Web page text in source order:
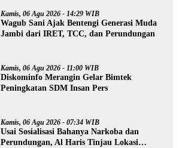
Kamis, 06 Agu 2026 - 14:29 WIB
Wagub Sani Ajak Bentengi Generasi Muda
Jambi dari IRET, TCC, dan Perundungan
Kamis, 06 Agu 2026 - 11:00 WIB
Diskominfo Merangin Gelar Bimtek
Peningkatan SDM Insan Pers
Kamis, 06 Agu 2026 - 07:34 WIB
Usai Sosialisasi Bahanya Narkoba dan
Perundungan, Al Haris Tinjau Lokasi